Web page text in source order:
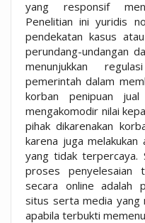
yang responsif
Penelitian ini yuridis
pendekatan kasus
perundang-undangan
menunjukkan
pemerintah dalam
korban penipuan
mengakomodir nilai
pihak dikarenakan
karena juga
yang tidak terpercaya.
proses penyelesaian
secara online adalah
situs serta media yang
apabila terbukti